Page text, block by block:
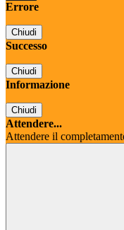
Errore
Chiudi
Successo
Chiudi
Informazione
Chiudi
Attendere...
Attendere il